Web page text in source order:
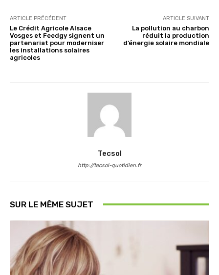
ARTICLE PRÉCÉDENT
Le Crédit Agricole Alsace
Vosges et Feedgy signent un
partenariat pour moderniser
les installations solaires
agricoles
ARTICLE SUIVANT
La pollution au charbon
réduit la production
d’énergie solaire mondiale
Tecsol
http://tecsol-quotidien.fr
SUR LE MÊME SUJET